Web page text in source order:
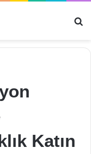
Katın